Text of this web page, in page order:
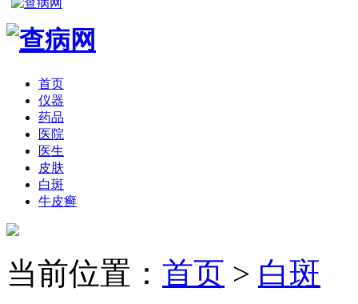
首页
仪器
药品
医院
医生
皮肤
白斑
牛皮癣
当前位置： 首页 > 白斑